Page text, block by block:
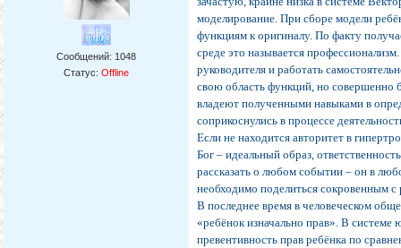
Сообщений: 1048
Статус:Offline
моделирование. При сборе модели
функциям к оригиналу. По факту
среде это называется
руководителя и работать
свою область функций, но совершенно
владеют полученными навыками в
соприкоснулись в процессе
Если не находится авторитет в
Бог – идеальный образ,
рассказать о любом событии – он в
необходимо поделиться сокровенным
В последнее время в человеческом
«ребёнок изначально прав». В
превентивность прав ребёнка по